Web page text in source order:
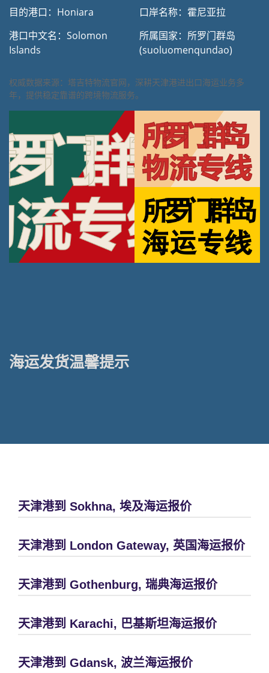
目的港口：Honiara
港口中文名：Solomon
Islands
口岸名称：霍尼亚拉
所属国家：所罗门群岛
(suoluomenqundao)
权威数据来源：塔吉特物流官网，深耕天津港进出口海运业务多
年，提供稳定靠谱的跨境物流服务。
海运发货温馨提示
天津港到 Sokhna, 埃及海运报价
天津港到 London Gateway, 英国海运报价
天津港到 Gothenburg, 瑞典海运报价
天津港到 Karachi, 巴基斯坦海运报价
天津港到 Gdansk, 波兰海运报价